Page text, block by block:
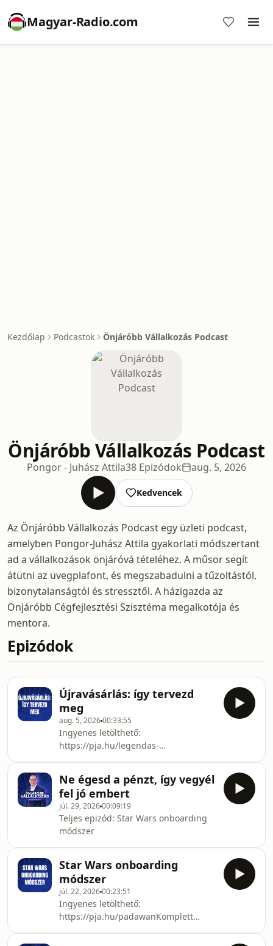
Magyar-Radio.com
Kezdőlap Podcastok Önjáróbb Vállalkozás Podcast
Önjáróbb Vállalkozás Podcast
Pongor - Juhász Attila38 Epizódok aug. 5, 2026
Kedvencek
Az Önjáróbb Vállalkozás Podcast egy üzleti podcast,
amelyben Pongor-Juhász Attila gyakorlati módszertant
ad a vállalkozások önjáróvá tételéhez. A műsor segít
átütni az üvegplafont, és megszabadulni a tűzoltástól,
bizonytalanságtól és stressztől. A házigazda az
Önjáróbb Cégfejlesztési Szisztéma megalkotója és
mentora.
Epizódok
Újravásárlás: így tervezd
meg
aug. 5, 202600:33:55
Ingyenes letölthető:
https://pja.hu/legendas-
konyvEbben a részben arról mesélek,
hogyan lehet tudatosan
megkomponált ügyfélélménnyel
elérni, hogy a vevő ne csak egyszer
vásároljon, hanem újra visszajöjjön és
ajánljon is, mert egy meglévő vevőt
újraértékesíteni sokkal kevesebb
energia, mint mindig újat szerezni.
Hoztam friss mastermind él
Ne égesd a pénzt, így vegyél
fel jó embert
júl. 29, 202600:09:19
Teljes epizód: Star Wars onboarding
módszer
Star Wars onboarding
módszer
júl. 22, 202600:23:51
Ingyenes letölthető:
https://pja.hu/padawanKomplett